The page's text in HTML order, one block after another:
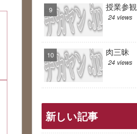
授業参観
24 views
肉三昧
24 views
新しい記事